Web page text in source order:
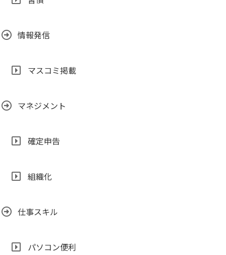
情報発信
マスコミ掲載
マネジメント
確定申告
組織化
仕事スキル
パソコン便利